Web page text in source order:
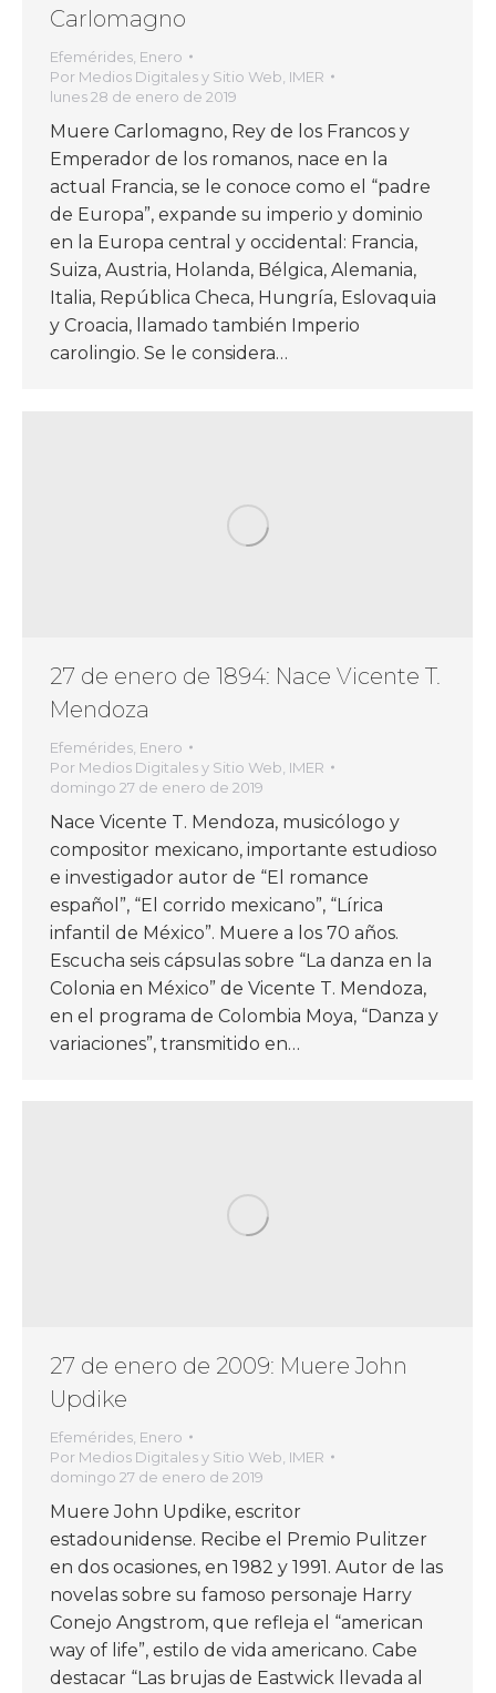
Carlomagno
Efemérides Enero
Por Medios Digitales y Sitio Web, IMER
lunes 28 de enero de 2019
Muere Carlomagno, Rey de los Francos y
Emperador de los romanos, nace en la
actual Francia, se le conoce como el “padre
de Europa”, expande su imperio y dominio
en la Europa central y occidental: Francia,
Suiza, Austria, Holanda, Bélgica, Alemania,
Italia, República Checa, Hungría, Eslovaquia
y Croacia, llamado también Imperio
carolingio. Se le considera…
27 de enero de 1894: Nace Vicente T.
Mendoza
Efemérides Enero
Por Medios Digitales y Sitio Web, IMER
domingo 27 de enero de 2019
Nace Vicente T. Mendoza, musicólogo y
compositor mexicano, importante estudioso
e investigador autor de “El romance
español”, “El corrido mexicano”, “Lírica
infantil de México”. Muere a los 70 años.
Escucha seis cápsulas sobre “La danza en la
Colonia en México” de Vicente T. Mendoza,
en el programa de Colombia Moya, “Danza y
variaciones”, transmitido en…
27 de enero de 2009: Muere John
Updike
Efemérides Enero
Por Medios Digitales y Sitio Web, IMER
domingo 27 de enero de 2019
Muere John Updike, escritor
estadounidense. Recibe el Premio Pulitzer
en dos ocasiones, en 1982 y 1991. Autor de las
novelas sobre su famoso personaje Harry
Conejo Angstrom, que refleja el “american
way of life”, estilo de vida americano. Cabe
destacar “Las brujas de Eastwick llevada al